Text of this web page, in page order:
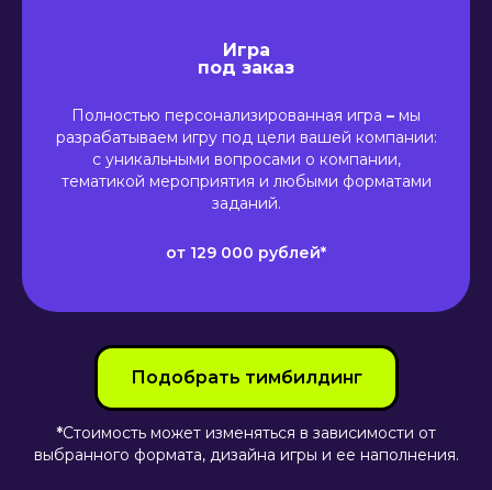
Игра
под заказ
Полностью персонализированная игра – мы
разрабатываем игру под цели вашей компании:
с уникальными вопросами о компании,
тематикой мероприятия и любыми форматами
заданий.
от 129 000 рублей*
Подобрать тимбилдинг
*Стоимость может изменяться в зависимости от
выбранного формата, дизайна игры и ее наполнения.